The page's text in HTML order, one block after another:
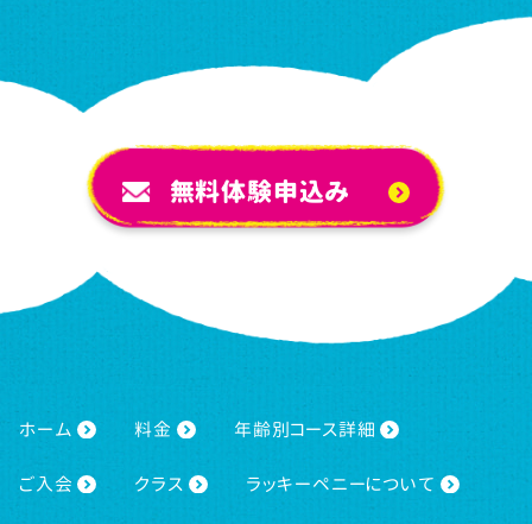
無料体験申込み
ホーム 料金 年齢別コース詳細
ご入会 クラス ラッキーペニーについて